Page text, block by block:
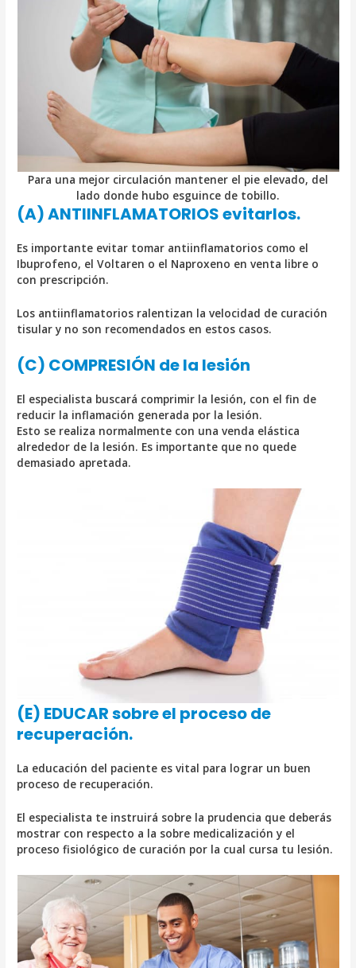
Para una mejor circulación mantener el pie elevado, del
lado donde hubo esguince de tobillo.
(A) ANTIINFLAMATORIOS evitarlos.
Es importante evitar tomar antiinflamatorios como el
Ibuprofeno, el Voltaren o el Naproxeno en venta libre o
con prescripción.
Los antiinflamatorios ralentizan la velocidad de curación
tisular y no son recomendados en estos casos.
(C) COMPRESIÓN de la lesión
El especialista buscará comprimir la lesión, con el fin de
reducir la inflamación generada por la lesión.
Esto se realiza normalmente con una venda elástica
alrededor de la lesión. Es importante que no quede
demasiado apretada.
(E) EDUCAR sobre el proceso de
recuperación.
La educación del paciente es vital para lograr un buen
proceso de recuperación.
El especialista te instruirá sobre la prudencia que deberás
mostrar con respecto a la sobre medicalización y el
proceso fisiológico de curación por la cual cursa tu lesión.